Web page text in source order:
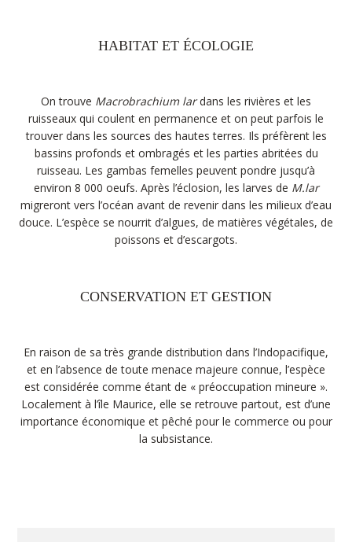
HABITAT ET ÉCOLOGIE
On trouve Macrobrachium lardans les rivières et les
ruisseaux qui coulent en permanence et on peut parfois le
trouver dans les sources des hautes terres. Ils préfèrent les
bassins profonds et ombragés et les parties abritées du
ruisseau. Les gambas femelles peuvent pondre jusqu’à
environ 8 000 oeufs. Après l’éclosion, les larves de M.lar
migreront vers l’océan avant de revenir dans les milieux d’eau
douce. L’espèce se nourrit d’algues, de matières végétales, de
poissons et d’escargots.
CONSERVATION ET GESTION
En raison de sa très grande distribution dans l’Indopacifique,
et en l’absence de toute menace majeure connue, l’espèce
est considérée comme étant de « préoccupation mineure ».
Localement à l’île Maurice, elle se retrouve partout, est d’une
importance économique et pêché pour le commerce ou pour
la subsistance.